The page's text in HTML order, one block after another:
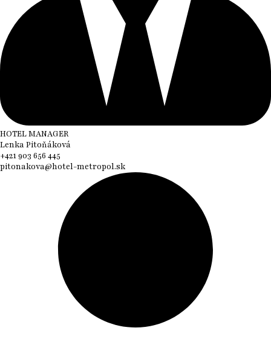
HOTEL MANAGER
Lenka Pitoňáková
+421 903 656 445
pitonakova@hotel-metropol.sk